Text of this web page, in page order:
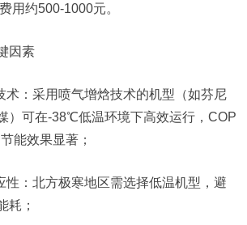
用约500-1000元。
因素
术：采用喷气增焓技术的机型（如芬尼
）可在-38℃低温环境下高效运行，COP
能效果显著；
性：北方极寒地区需选择低温机型，避
耗；